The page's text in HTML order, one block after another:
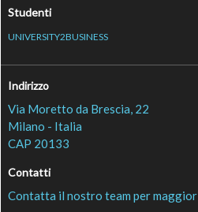
Studenti
UNIVERSITY2BUSINESS
Indirizzo
Via Moretto da Brescia, 22
Milano - Italia
CAP 20133
Contatti
Contatta il nostro team per